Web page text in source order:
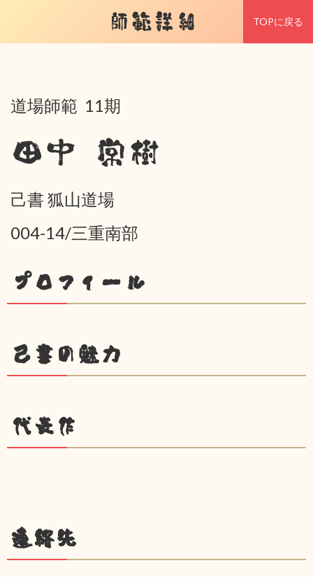
師範詳細 TOPに戻る
道場師範 11期
田中 常樹
己書 狐山道場
004-14/三重南部
プロフィール
己書の魅力
代表作
連絡先